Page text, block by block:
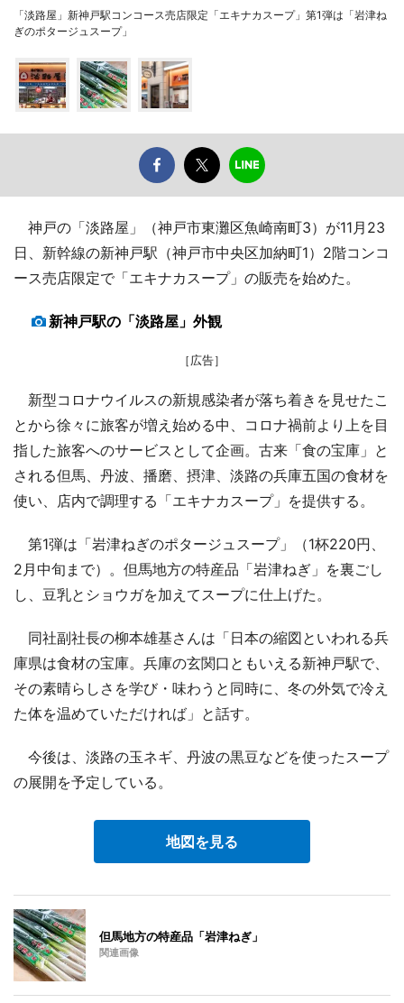
「淡路屋」新神戸駅コンコース売店限定「エキナカスープ」第1弾は「岩津ね
ぎのポタージュスープ」
神戸の「淡路屋」（神戸市東灘区魚崎南町3）が11月23
日、新幹線の新神戸駅（神戸市中央区加納町1）2階コンコ
ース売店限定で「エキナカスープ」の販売を始めた。
新神戸駅の「淡路屋」外観
［広告］
新型コロナウイルスの新規感染者が落ち着きを見せたこ
とから徐々に旅客が増え始める中、コロナ禍前より上を目
指した旅客へのサービスとして企画。古来「食の宝庫」と
される但馬、丹波、播磨、摂津、淡路の兵庫五国の食材を
使い、店内で調理する「エキナカスープ」を提供する。
第1弾は「岩津ねぎのポタージュスープ」（1杯220円、
2月中旬まで）。但馬地方の特産品「岩津ねぎ」を裏ごし
し、豆乳とショウガを加えてスープに仕上げた。
同社副社長の柳本雄基さんは「日本の縮図といわれる兵
庫県は食材の宝庫。兵庫の玄関口ともいえる新神戸駅で、
その素晴らしさを学び・味わうと同時に、冬の外気で冷え
た体を温めていただければ」と話す。
今後は、淡路の玉ネギ、丹波の黒豆などを使ったスープ
の展開を予定している。
地図を見る
但馬地方の特産品「岩津ねぎ」
関連画像